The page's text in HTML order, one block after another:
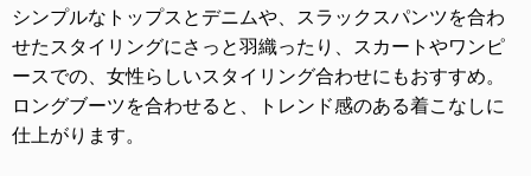
シンプルなトップスとデニムや、スラックスパンツを合わ
せたスタイリングにさっと羽織ったり、スカートやワンピ
ースでの、女性らしいスタイリング合わせにもおすすめ。
ロングブーツを合わせると、トレンド感のある着こなしに
仕上がります。